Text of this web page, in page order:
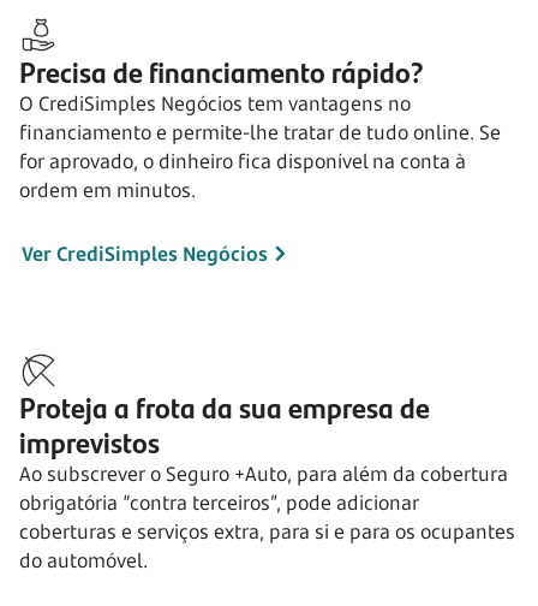
Precisa de financiamento rápido?
O CrediSimples Negócios tem vantagens no
financiamento e permite-lhe tratar de tudo online. Se
for aprovado, o dinheiro fica disponível na conta à
ordem em minutos.
Ver CrediSimples Negócios
Proteja a frota da sua empresa de
imprevistos
Ao subscrever o Seguro +Auto, para além da cobertura
obrigatória “contra terceiros”, pode adicionar
coberturas e serviços extra, para si e para os ocupantes
do automóvel.